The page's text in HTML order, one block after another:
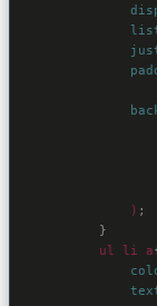
            )
;
}
ul
li a